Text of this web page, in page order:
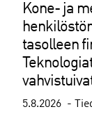
Kone- ja
tasolleen
5.8.2026